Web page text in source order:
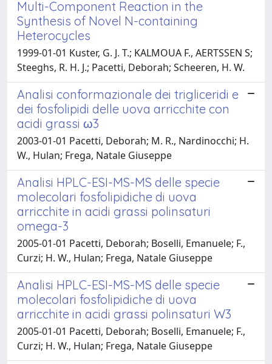
Multi-Component Reaction in the
Synthesis of Novel N-containing
Heterocycles
1999-01-01 Kuster, G. J. T.; KALMOUA F., AERTSSEN S;
Steeghs, R. H. J.; Pacetti, Deborah; Scheeren, H. W.
Analisi conformazionale dei trigliceridi e
dei fosfolipidi delle uova arricchite con
acidi grassi ω3
2003-01-01 Pacetti, Deborah; M. R., Nardinocchi; H.
W., Hulan; Frega, Natale Giuseppe
Analisi HPLC-ESI-MS-MS delle specie
molecolari fosfolipidiche di uova
arricchite in acidi grassi polinsaturi
omega-3
2005-01-01 Pacetti, Deborah; Boselli, Emanuele; F.,
Curzi; H. W., Hulan; Frega, Natale Giuseppe
Analisi HPLC-ESI-MS-MS delle specie
molecolari fosfolipidiche di uova
arricchite in acidi grassi polinsaturi W3
2005-01-01 Pacetti, Deborah; Boselli, Emanuele; F.,
Curzi; H. W., Hulan; Frega, Natale Giuseppe